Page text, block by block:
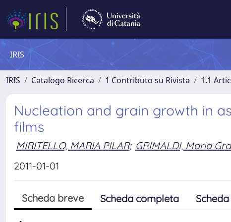
IRIS
IRIS Catalogo Ricerca 1 Contributo su Rivista 1.1
Nucleation and grain growth in
films
MIRITELLO, MARIA PILAR; GRIMALDI, Maria
2011-01-01
Scheda breve Scheda completa